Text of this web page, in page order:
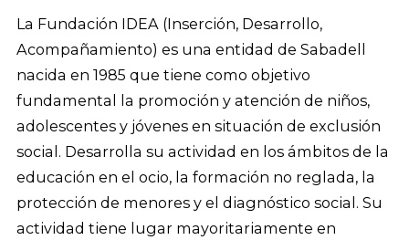
La Fundación IDEA (Inserción, Desarrollo,
Acompañamiento) es una entidad de Sabadell
nacida en 1985 que tiene como objetivo
fundamental la promoción y atención de niños,
adolescentes y jóvenes en situación de exclusión
social. Desarrolla su actividad en los ámbitos de la
educación en el ocio, la formación no reglada, la
protección de menores y el diagnóstico social. Su
actividad tiene lugar mayoritariamente en